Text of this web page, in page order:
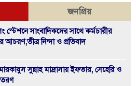
জনপ্রিয়
স্টেশনে সাংবাদিকদের সাথে কর্মচারীর
আচরণ,তীব্র নিন্দা ও প্রতিবাদ
সুন্নাহ মাদ্রাসায় ইফতার, সেহেরি ও